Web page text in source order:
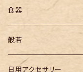
仏壇
六具足
仏像
食器
般若
日用アクセサリー